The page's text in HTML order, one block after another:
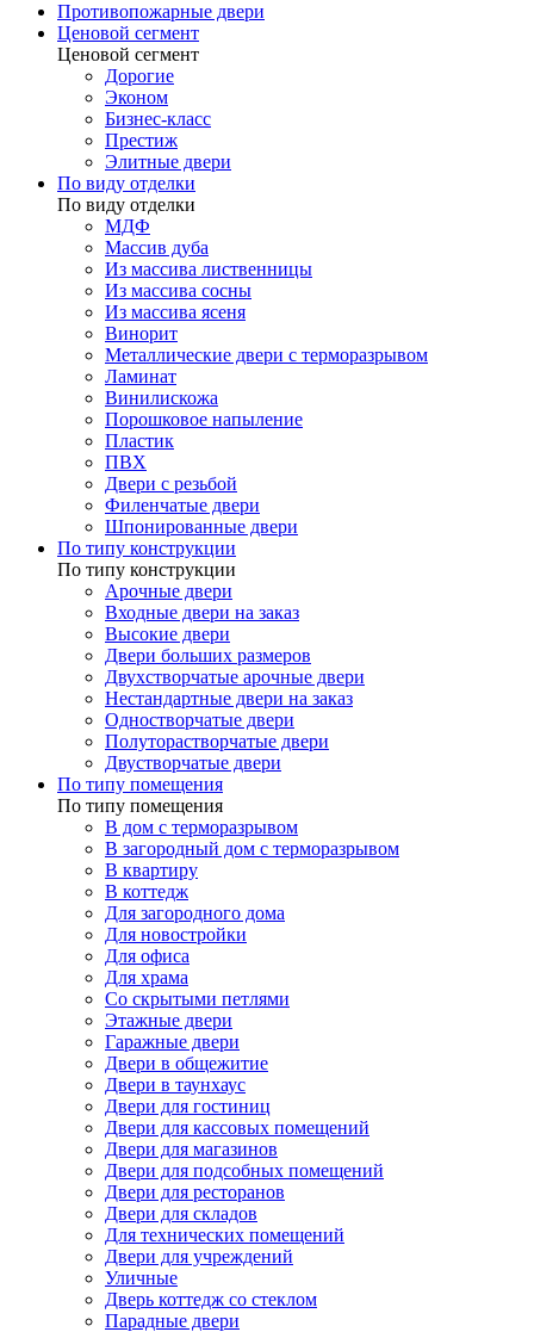
Противопожарные двери
Ценовой сегмент
Ценовой сегмент
Дорогие
Эконом
Бизнес-класс
Престиж
Элитные двери
По виду отделки
По виду отделки
МДФ
Массив дуба
Из массива лиственницы
Из массива сосны
Из массива ясеня
Винорит
Металлические двери с терморазрывом
Ламинат
Винилискожа
Порошковое напыление
Пластик
ПВХ
Двери с резьбой
Филенчатые двери
Шпонированные двери
По типу конструкции
По типу конструкции
Арочные двери
Входные двери на заказ
Высокие двери
Двери больших размеров
Двухстворчатые арочные двери
Нестандартные двери на заказ
Одностворчатые двери
Полуторастворчатые двери
Двустворчатые двери
По типу помещения
По типу помещения
В дом с терморазрывом
В загородный дом с терморазрывом
В квартиру
В коттедж
Для загородного дома
Для новостройки
Для офиса
Для храма
Со скрытыми петлями
Этажные двери
Гаражные двери
Двери в общежитие
Двери в таунхаус
Двери для гостиниц
Двери для кассовых помещений
Двери для магазинов
Двери для подсобных помещений
Двери для ресторанов
Двери для складов
Для технических помещений
Двери для учреждений
Уличные
Дверь коттедж со стеклом
Парадные двери